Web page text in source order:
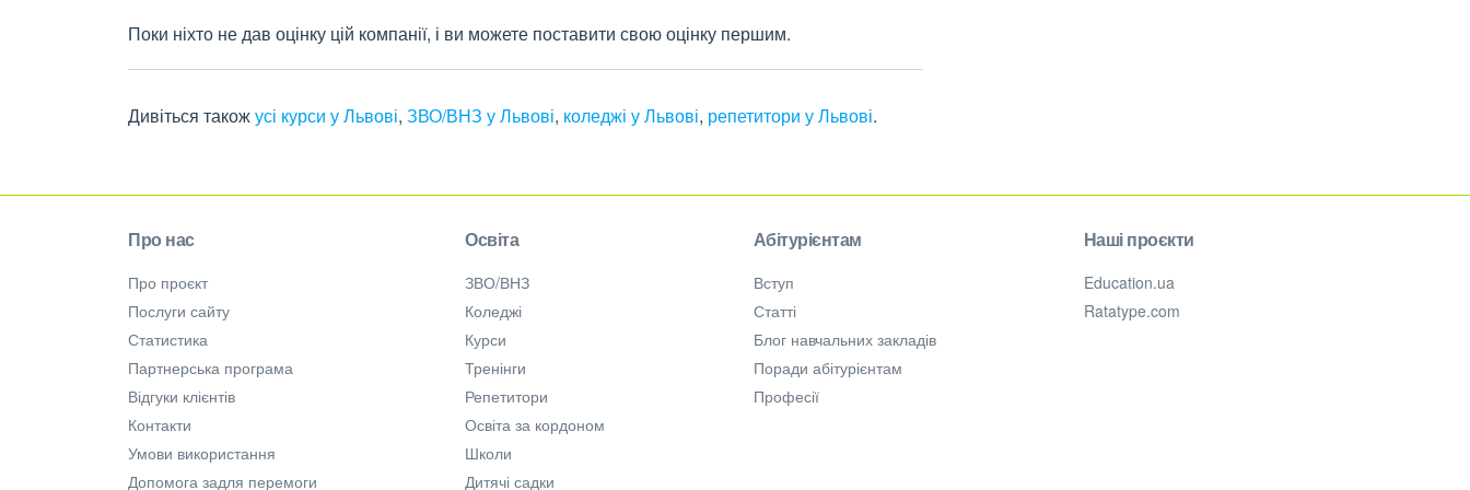
Поки ніхто не дав оцінку цій компанії, і ви можете поставити свою оцінку першим.
Дивіться такожусі курси у Львові, ЗВО/ВНЗ у Львові, коледжі у Львові, репетитори у Львові.
Про нас
Про проєкт
Послуги сайту
Статистика
Партнерська програма
Відгуки клієнтів
Контакти
Умови використання
Допомога задля перемоги
Освіта
ЗВО/ВНЗ
Коледжі
Курси
Тренінги
Репетитори
Освіта за кордоном
Школи
Дитячі садки
Абітурієнтам
Вступ
Статті
Блог навчальних закладів
Поради абітурієнтам
Професії
Наші проєкти
Education.ua
Ratatype.com